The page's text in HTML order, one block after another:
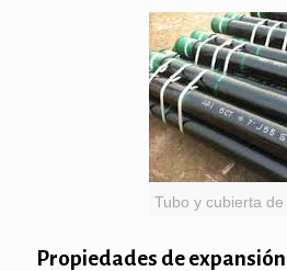
Tubo y cubierta de
Propiedades de